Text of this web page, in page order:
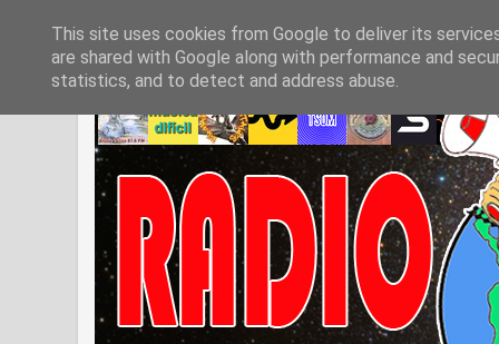
This site uses cookies from Google to deliver its
are shared with Google along with performance and
statistics, and to detect and address abuse.